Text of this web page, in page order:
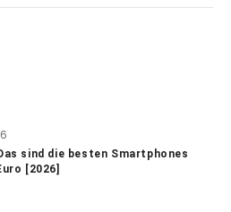
sind die besten Smartphones
[2026]